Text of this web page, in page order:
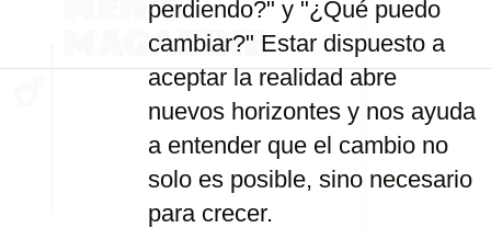
perdiendo?" y "¿Qué puedo
cambiar?" Estar dispuesto a
aceptar la realidad abre
nuevos horizontes y nos ayuda
a entender que el cambio no
solo es posible, sino necesario
para crecer.